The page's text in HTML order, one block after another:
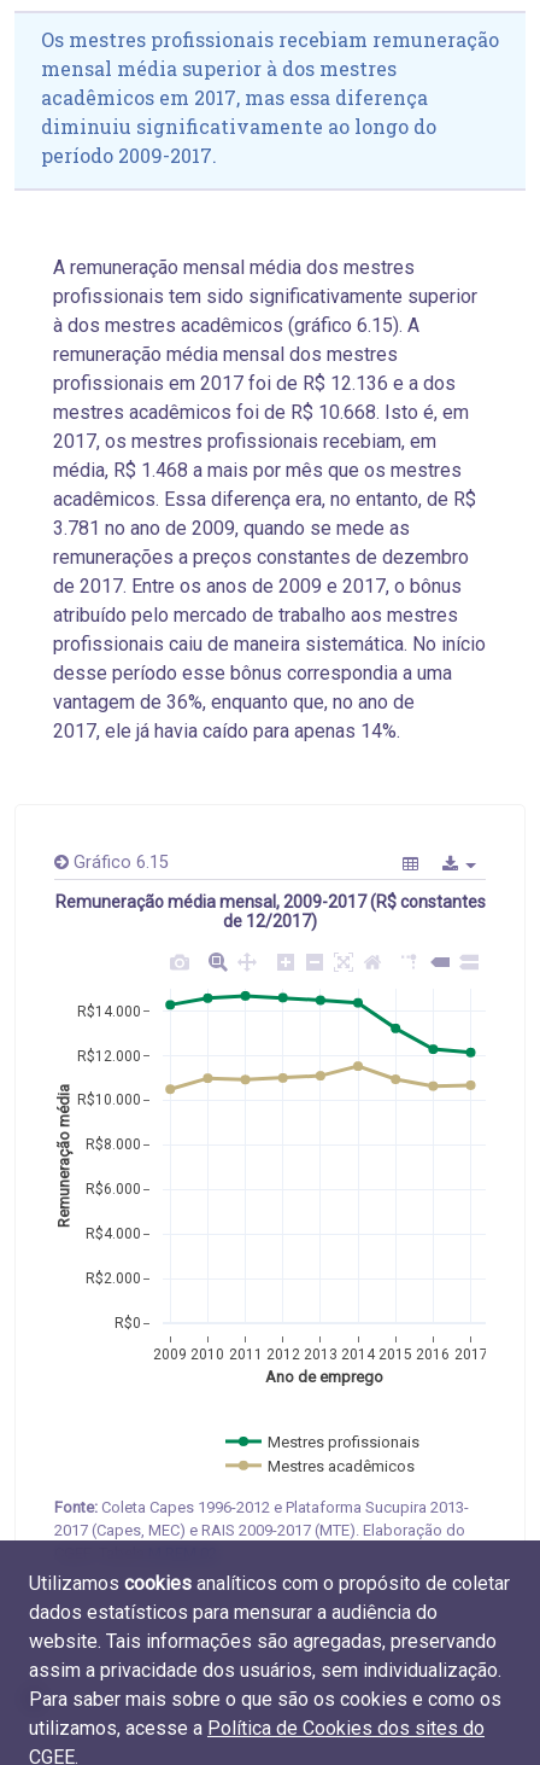
Os mestres profissionais recebiam remuneração
mensal média superior à dos mestres
acadêmicos em 2017, mas essa diferença
diminuiu significativamente ao longo do
período 2009-2017.
A remuneração mensal média dos mestres
profissionais tem sido significativamente superior
à dos mestres acadêmicos (gráfico 6.15). A
remuneração média mensal dos mestres
profissionais em 2017 foi de R$ 12.136 e a dos
mestres acadêmicos foi de R$ 10.668. Isto é, em
2017, os mestres profissionais recebiam, em
média, R$ 1.468 a mais por mês que os mestres
acadêmicos. Essa diferença era, no entanto, de R$
3.781 no ano de 2009, quando se mede as
remunerações a preços constantes de dezembro
de 2017. Entre os anos de 2009 e 2017, o bônus
atribuído pelo mercado de trabalho aos mestres
profissionais caiu de maneira sistemática. No início
desse período esse bônus correspondia a uma
vantagem de 36%, enquanto que, no ano de
2017, ele já havia caído para apenas 14%.
Gráfico 6.15
Remuneração média mensal, 2009-2017 (R$ constantes
de 12/2017)
2009 2010 2011 2012 2013 2014 2015 2016 2017
R$0
R$2.000
R$4.000
R$6.000
R$8.000
R$10.000
R$12.000
R$14.000
Mestres profissionais
Mestres acadêmicos
Ano de emprego
Remuneração média
Fonte: Coleta Capes 1996-2012 e Plataforma Sucupira 2013-
2017 (Capes, MEC) e RAIS 2009-2017 (MTE). Elaboração do
Utilizamos cookies analíticos com o propósito de coletar
dados estatísticos para mensurar a audiência do
website. Tais informações são agregadas, preservando
assim a privacidade dos usuários, sem individualização.
Para saber mais sobre o que são os cookies e como os
utilizamos, acesse a Política de Cookies dos sites do
CGEE.